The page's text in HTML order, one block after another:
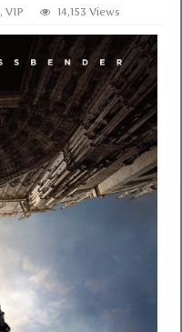
,VIP 14,153 Views